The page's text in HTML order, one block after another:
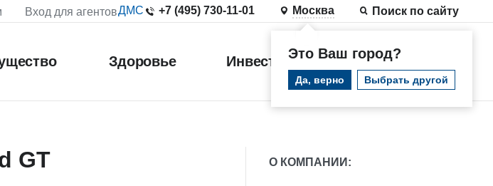
Вход для агентовДМС +7 (495) 730-11-01 Москва
Это Ваш город?
Да, верно Выбрать другой
Поиск по сайту
Здоровье Инвестиции
GT О КОМПАНИИ: